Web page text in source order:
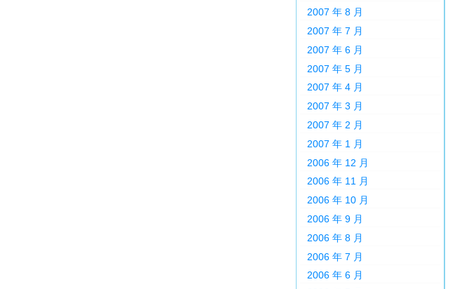
2007 年 8 月
2007 年 7 月
2007 年 6 月
2007 年 5 月
2007 年 4 月
2007 年 3 月
2007 年 2 月
2007 年 1 月
2006 年 12 月
2006 年 11 月
2006 年 10 月
2006 年 9 月
2006 年 8 月
2006 年 7 月
2006 年 6 月